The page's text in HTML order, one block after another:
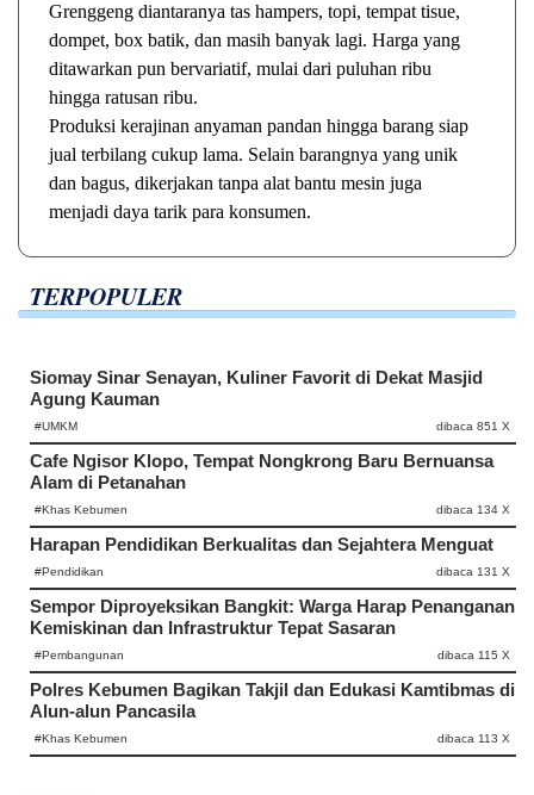
Grenggeng diantaranya tas hampers, topi, tempat tisue,
dompet, box batik, dan masih banyak lagi. Harga yang
ditawarkan pun bervariatif, mulai dari puluhan ribu
hingga ratusan ribu.
Produksi kerajinan anyaman pandan hingga barang siap
jual terbilang cukup lama. Selain barangnya yang unik
dan bagus, dikerjakan tanpa alat bantu mesin juga
menjadi daya tarik para konsumen.
TERPOPULER
Siomay Sinar Senayan, Kuliner Favorit di Dekat Masjid
Agung Kauman
#UMKM dibaca 851 X
Cafe Ngisor Klopo, Tempat Nongkrong Baru Bernuansa
Alam di Petanahan
#Khas Kebumen dibaca 134 X
Harapan Pendidikan Berkualitas dan Sejahtera Menguat
#Pendidikan dibaca 131 X
Sempor Diproyeksikan Bangkit: Warga Harap Penanganan
Kemiskinan dan Infrastruktur Tepat Sasaran
#Pembangunan dibaca 115 X
Polres Kebumen Bagikan Takjil dan Edukasi Kamtibmas di
Alun-alun Pancasila
#Khas Kebumen dibaca 113 X